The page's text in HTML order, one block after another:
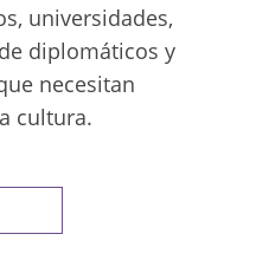
universidades,
diplomáticos y
necesitan
cultura.